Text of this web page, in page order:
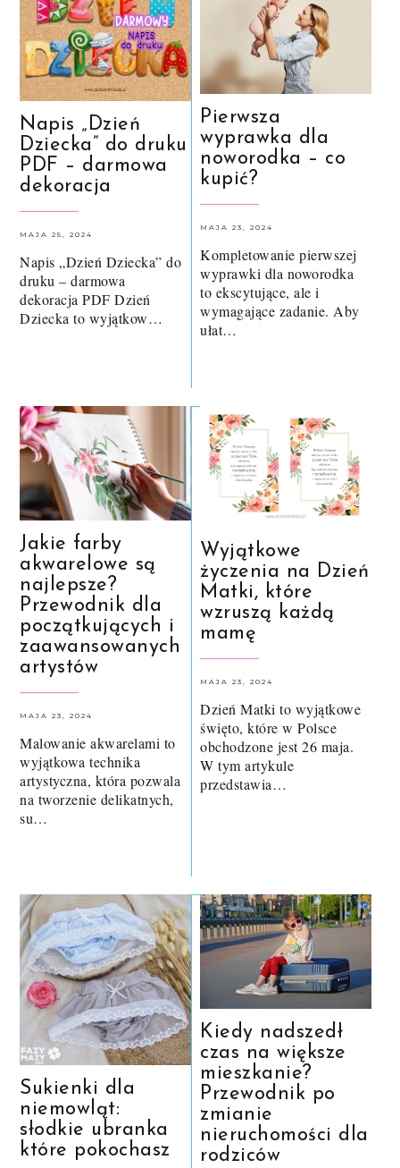
Napis „Dzień
Dziecka” do druku
PDF – darmowa
dekoracja
MAJA 25, 2024
Napis „Dzień Dziecka” do
druku – darmowa
dekoracja PDF Dzień
Dziecka to wyjątkow…
Pierwsza
wyprawka dla
noworodka – co
kupić?
MAJA 23, 2024
Kompletowanie pierwszej
wyprawki dla noworodka
to ekscytujące, ale i
wymagające zadanie. Aby
ułat…
Jakie farby
akwarelowe są
najlepsze?
Przewodnik dla
początkujących i
zaawansowanych
artystów
MAJA 23, 2024
Malowanie akwarelami to
wyjątkowa technika
artystyczna, która pozwala
na tworzenie delikatnych,
su…
Wyjątkowe
życzenia na Dzień
Matki, które
wzruszą każdą
mamę
MAJA 23, 2024
Dzień Matki to wyjątkowe
święto, które w Polsce
obchodzone jest 26 maja.
W tym artykule
przedstawia…
Sukienki dla
niemowląt:
słodkie ubranka
które pokochasz
Kiedy nadszedł
czas na większe
mieszkanie?
Przewodnik po
zmianie
nieruchomości dla
rodziców